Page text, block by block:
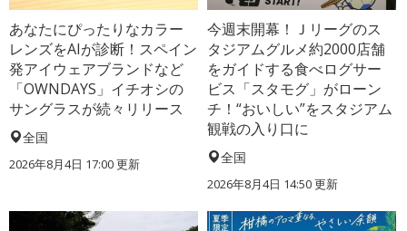
あなたにぴったりなカラー
レンズをAIが診断！スペイン
発アイウェアブランドなど
「OWNDAYS」イチオシの
サングラスが続々リリース
全国
2026年8月4日 17:00更新
今週末開幕！Ｊリーグのス
タジアムグルメ約2000店舗
をガイドする食べログサー
ビス「スタモグ」がローン
チ！“おいしい”をスタジアム
観戦の入り口に
全国
2026年8月4日 14:50更新